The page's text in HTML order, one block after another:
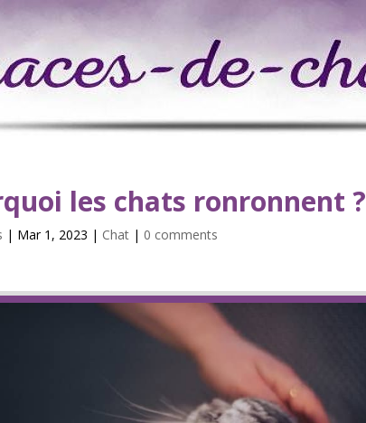
les chats ronronnent ?
| Mar 1, 2023 | Chat | 0 comments